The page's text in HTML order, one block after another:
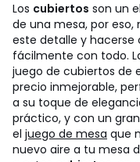
Los cubiertos son un
de una mesa, por
este detalle y
fácilmente con todo.
juego de cubiertos de
precio inmejorable,
a su toque de
práctico, y con un
el juego de mesa que
nuevo aire a tu mesa